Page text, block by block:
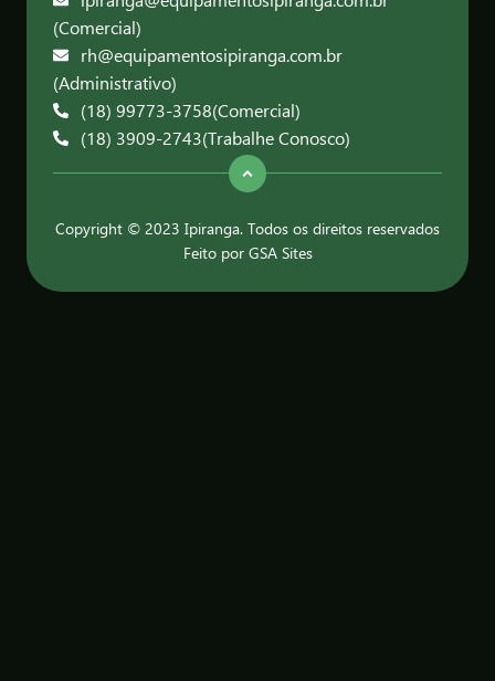
(Comercial)
rh@equipamentosipiranga.com.br
(Administrativo)
(18) 99773-3758(Comercial)
(18) 3909-2743(Trabalhe Conosco)
Copyright © 2023 Ipiranga. Todos os direitos reservados
Feito por GSA Sites